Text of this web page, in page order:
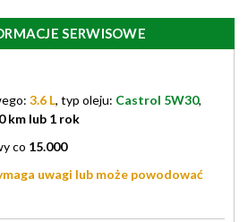
SERWISOWE
3.6 L, typ oleju: Castrol 5W30,
km lub 1 rok
co 15.000
uwagi lub może powodować